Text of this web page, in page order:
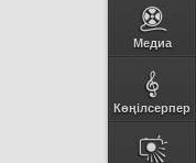
Медиа
Көңілсерпер